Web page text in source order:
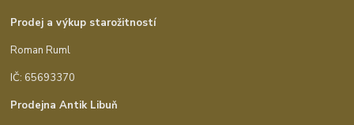
Prodej a výkup starožitností
Roman Ruml
IČ: 65693370
Prodejna Antik Libuň